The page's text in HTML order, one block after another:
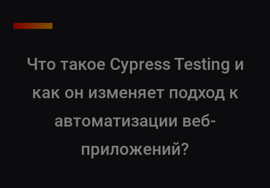
Что такое Cypress Testing и
как он изменяет подход к
автоматизации веб-
приложений?